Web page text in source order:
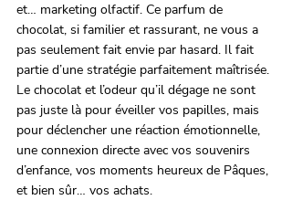
et… marketing olfactif. Ce parfum de
chocolat, si familier et rassurant, ne vous a
pas seulement fait envie par hasard. Il fait
partie d’une stratégie parfaitement maîtrisée.
Le chocolat et l’odeur qu’il dégage ne sont
pas juste là pour éveiller vos papilles, mais
pour déclencher une réaction émotionnelle,
une connexion directe avec vos souvenirs
d’enfance, vos moments heureux de Pâques,
et bien sûr… vos achats.